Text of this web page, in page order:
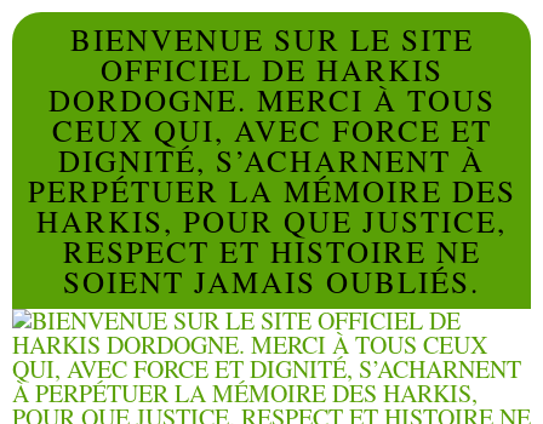
BIENVENUE SUR LE SITE
OFFICIEL DE HARKIS
DORDOGNE. MERCI À TOUS
CEUX QUI, AVEC FORCE ET
DIGNITÉ, S’ACHARNENT À
PERPÉTUER LA MÉMOIRE DES
HARKIS, POUR QUE JUSTICE,
RESPECT ET HISTOIRE NE
SOIENT JAMAIS OUBLIÉS.